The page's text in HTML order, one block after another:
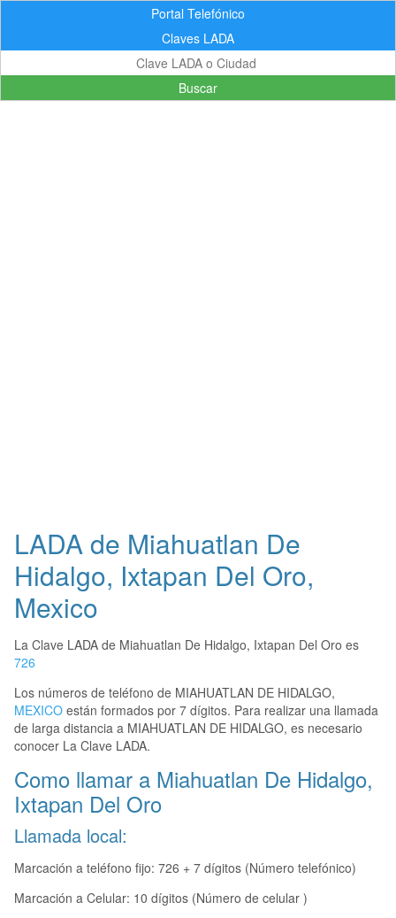
Portal Telefónico
Claves LADA
Buscar
LADA de Miahuatlan De
Hidalgo, Ixtapan Del Oro,
Mexico
La Clave LADA de Miahuatlan De Hidalgo, Ixtapan Del Oro es
726
Los números de teléfono de MIAHUATLAN DE HIDALGO,
MEXICO están formados por 7 dígitos. Para realizar una llamada
de larga distancia a MIAHUATLAN DE HIDALGO, es necesario
conocer La Clave LADA.
Como llamar a Miahuatlan De Hidalgo,
Ixtapan Del Oro
Llamada local:
Marcación a teléfono fijo: 726 + 7 dígitos (Número telefónico)
Marcación a Celular: 10 dígitos (Número de celular )